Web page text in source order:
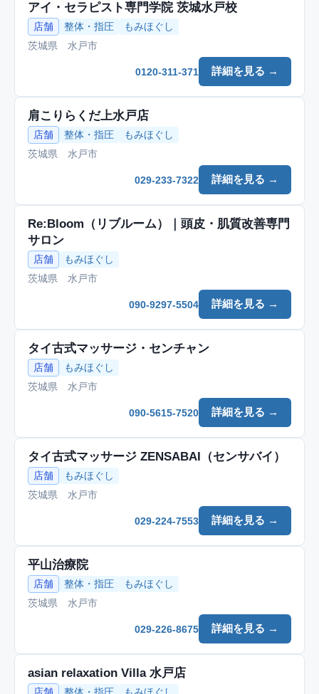
アイ・セラピスト専門学院 茨城水戸校
店舗 整体・指圧
もみほぐし
茨城県 水戸市
詳細を見る →
0120-311-371
肩こりらくだ上水戸店
店舗 整体・指圧
もみほぐし
茨城県 水戸市
詳細を見る →
029-233-7322
Re:Bloom（リブルーム）｜頭皮・肌質改善専門
サロン
店舗
もみほぐし
茨城県 水戸市
詳細を見る →
090-9297-5504
タイ古式マッサージ・センチャン
店舗
もみほぐし
茨城県 水戸市
詳細を見る →
090-5615-7520
タイ古式マッサージ ZENSABAI（センサバイ）
店舗
もみほぐし
茨城県 水戸市
詳細を見る →
029-224-7553
平山治療院
店舗 整体・指圧
もみほぐし
茨城県 水戸市
詳細を見る →
029-226-8675
asian relaxation Villa 水戸店